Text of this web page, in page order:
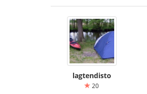
lagtendisto
20